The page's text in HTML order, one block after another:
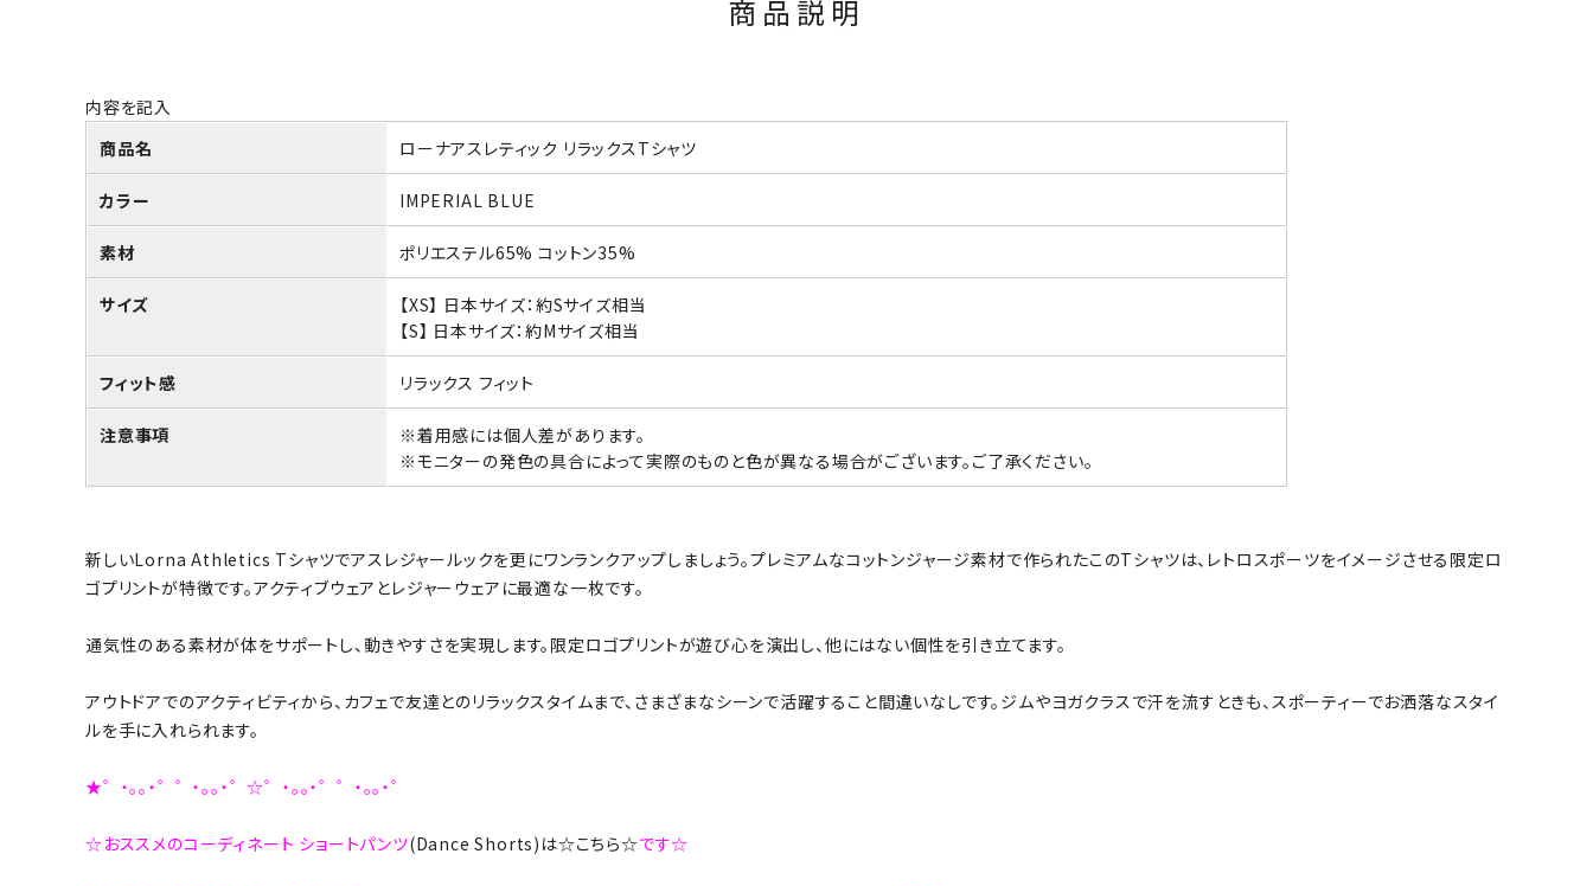
商品説明
内容を記入
商品名
ローナアスレティック リラックスTシャツ
カラー IMPERIAL BLUE
素材 ポリエステル65% コットン35%
サイズ
【XS】 日本サイズ：約Sサイズ相当
【S】 日本サイズ：約Mサイズ相当
フィット感 リラックス フィット
注意事項
※着用感には個人差があります。
※モニターの発色の具合によって実際のものと色が異なる場合がございます。ご了承ください。
新しいLorna Athletics Tシャツでアスレジャールックを更にワンランクアップしましょう。プレミアムなコットンジャージ素材で作られたこのTシャツは、レトロスポーツをイメージさせる限定ロ
ゴプリントが特徴です。アクティブウェアとレジャーウェアに最適な一枚です。
通気性のある素材が体をサポートし、動きやすさを実現します。限定ロゴプリントが遊び心を演出し、他にはない個性を引き立てます。
アウトドアでのアクティビティから、カフェで友達とのリラックスタイムまで、さまざまなシーンで活躍すること間違いなしです。ジムやヨガクラスで汗を流すときも、スポーティーでお洒落なスタイ
ルを手に入れられます。
★゜・。。・゜゜・。。・゜☆゜・。。・゜゜・。。・゜
☆おススメのコーディネート ショートパンツ(Dance Shorts)は☆こちら☆です☆